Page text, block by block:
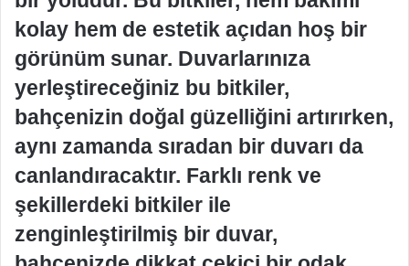
kolay hem de estetik açıdan hoş bir
görünüm sunar. Duvarlarınıza
yerleştireceğiniz bu bitkiler,
bahçenizin doğal güzelliğini artırırken,
aynı zamanda sıradan bir duvarı da
canlandıracaktır. Farklı renk ve
şekillerdeki bitkiler ile
zenginleştirilmiş bir duvar,